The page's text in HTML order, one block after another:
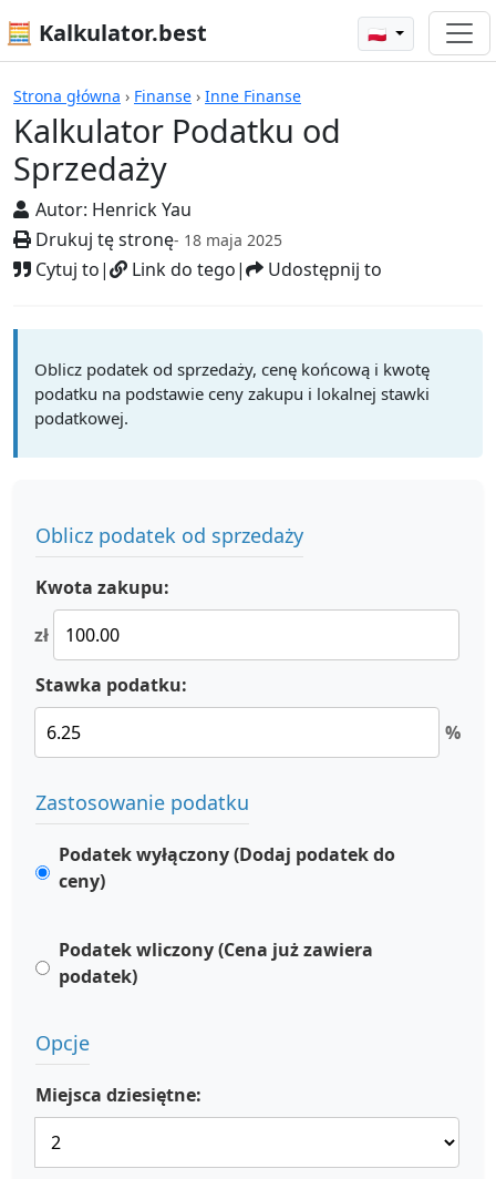
🧮 Kalkulator.best 🇵🇱
Strona główna › Finanse › Inne Finanse
Kalkulator Podatku od
Sprzedaży
Autor: Henrick Yau
Drukuj tę stronę- 18 maja 2025
Cytuj to| Link do tego| Udostępnij to
Kalkulatory
Oblicz podatek od sprzedaży, cenę końcową i kwotę
podatku na podstawie ceny zakupu i lokalnej stawki
podatkowej.
Oblicz podatek od sprzedaży
Kwota zakupu:
zł
Stawka podatku:
%
Zastosowanie podatku
Podatek wyłączony (Dodaj podatek do
ceny)
Podatek wliczony (Cena już zawiera
podatek)
Opcje
Miejsca dziesiętne: